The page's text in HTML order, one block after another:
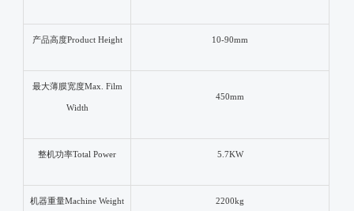
产品高度Product Height 10-90mm
最大薄膜宽度Max. Film
Width
450mm
整机功率Total Power 5.7KW
机器重量Machine Weight 2200kg